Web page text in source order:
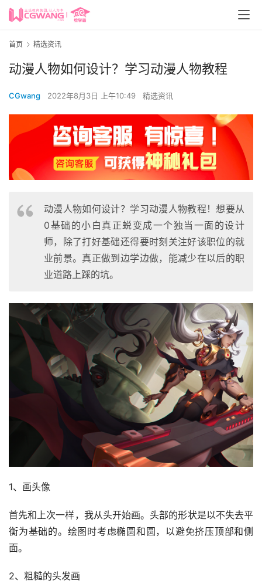
首页 精选资讯
动漫人物如何设计？学习动漫人物教程
CGwang 2022年8月3日 上午10:49 精选资讯
动漫人物如何设计？学习动漫人物教程！想要从
0基础的小白真正蜕变成一个独当一面的设计
师，除了打好基础还得要时刻关注好该职位的就
业前景。真正做到边学边做，能减少在以后的职
业道路上踩的坑。
1、画头像
首先和上次一样，我从头开始画。头部的形状是以不失去平
衡为基础的。绘图时考虑椭圆和圆，以避免挤压顶部和侧
面。
2、粗糙的头发画